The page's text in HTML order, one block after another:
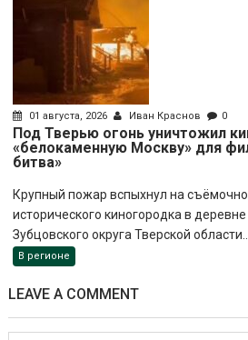
01 августа, 2026 Иван Краснов 0
Под Тверью огонь уничтожил
«белокаменную Москву» для
битва»
Крупный пожар вспыхнул на
исторического киногородка в
Зубцовского округа Тверской области....
В регионе
LEAVE A COMMENT